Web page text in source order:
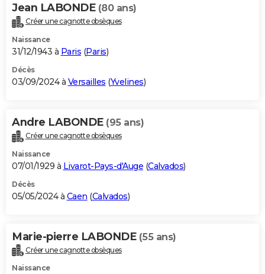
Jean LABONDE (80 ans)
Créer une cagnotte obsèques
Naissance
31/12/1943 à Paris (Paris)
Décès
03/09/2024 à Versailles (Yvelines)
Andre LABONDE (95 ans)
Créer une cagnotte obsèques
Naissance
07/01/1929 à Livarot-Pays-d'Auge (Calvados)
Décès
05/05/2024 à Caen (Calvados)
Marie-pierre LABONDE (55 ans)
Créer une cagnotte obsèques
Naissance